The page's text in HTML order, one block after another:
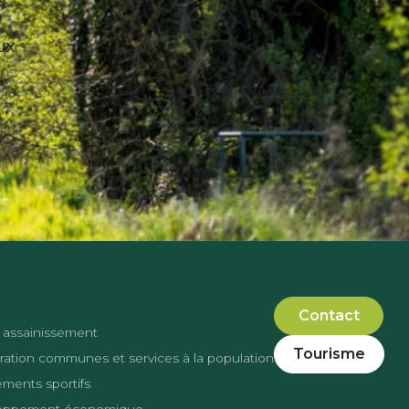
communes et services à la population
sportifs
Contact
Tourisme